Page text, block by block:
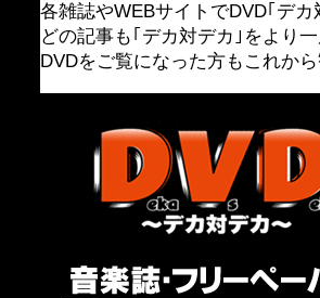
各雑誌やWEBサイトでDVD｢デ
どの記事も｢デカ対デカ｣をより
DVDをご覧になった方もこれか